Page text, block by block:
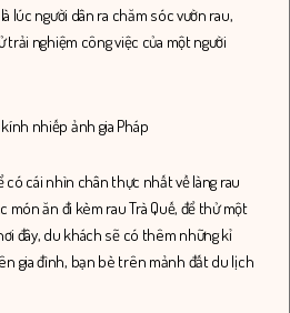
lúc người dân ra chăm sóc vườn rau,
nghiệm công việc của một người
có cái nhìn chân thực nhất về làng rau
món ăn đi kèm rau Trà Quế, để thử một
đây, du khách sẽ có thêm những kỉ
gia đình, bạn bè trên mảnh đất du lịch